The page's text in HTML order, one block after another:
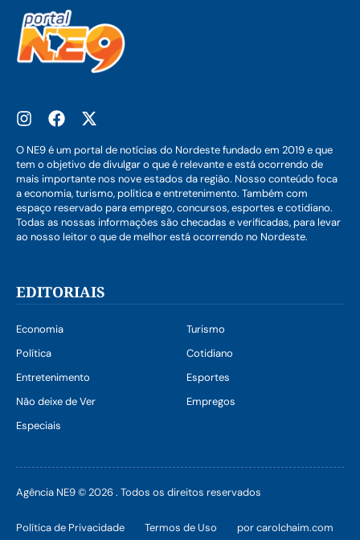
O NE9 é um portal de notícias do Nordeste fundado em 2019 e que
tem o objetivo de divulgar o que é relevante e está ocorrendo de
mais importante nos nove estados da região. Nosso conteúdo foca
a economia, turismo, política e entretenimento. Também com
espaço reservado para emprego, concursos, esportes e cotidiano.
Todas as nossas informações são checadas e verificadas, para levar
ao nosso leitor o que de melhor está ocorrendo no Nordeste.
EDITORIAIS
Economia
Turismo
Política
Cotidiano
Entretenimento
Esportes
Não deixe de Ver
Empregos
Especiais
Agência NE9 © 2026 . Todos os direitos reservados
Política de Privacidade Termos de Uso por carolchaim.com